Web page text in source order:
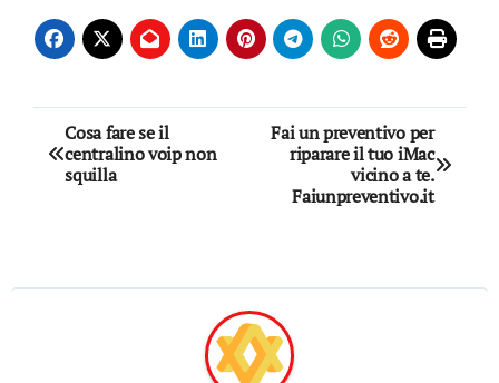
Navigazione
articoli
Cosa fare se il
centralino voip non
squilla
Fai un preventivo per
riparare il tuo iMac
vicino a te.
Faiunpreventivo.it